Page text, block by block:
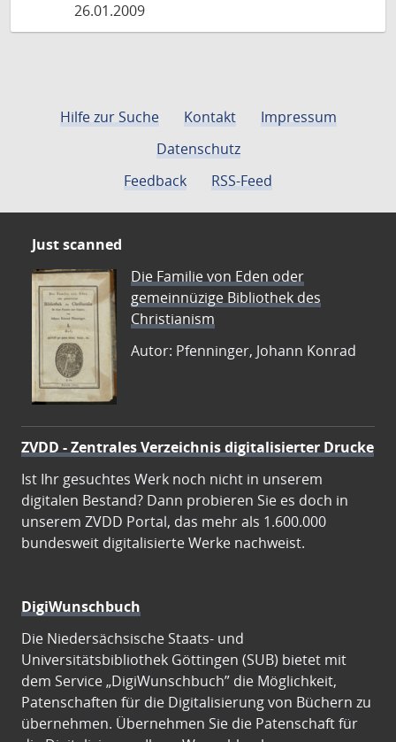
26.01.2009
Hilfe zur Suche Kontakt
Impressum
Datenschutz
Feedback
RSS-Feed
Just scanned
Die Familie von Eden oder
gemeinnüzige Bibliothek des
Christianism
Autor: Pfenninger, Johann Konrad
ZVDD - Zentrales Verzeichnis digitalisierter Drucke
Ist Ihr gesuchtes Werk noch nicht in unserem
digitalen Bestand? Dann probieren Sie es doch in
unserem ZVDD Portal, das mehr als 1.600.000
bundesweit digitalisierte Werke nachweist.
DigiWunschbuch
Die Niedersächsische Staats- und
Universitätsbibliothek Göttingen (SUB) bietet mit
dem Service „DigiWunschbuch” die Möglichkeit,
Patenschaften für die Digitalisierung von Büchern zu
übernehmen. Übernehmen Sie die Patenschaft für